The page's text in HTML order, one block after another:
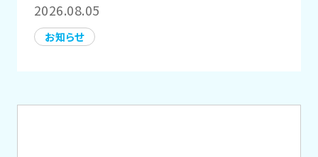
2026.08.05
お知らせ